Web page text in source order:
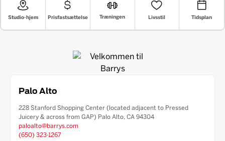
Studio-hjem Prisfastsættelse Træningen Livsstil Tidsplan
Palo Alto
228 Stanford Shopping Center (located adjacent to Pressed
Juicery & across from GAP) Palo Alto, CA 94304
paloalto@barrys.com
(650) 323-1267